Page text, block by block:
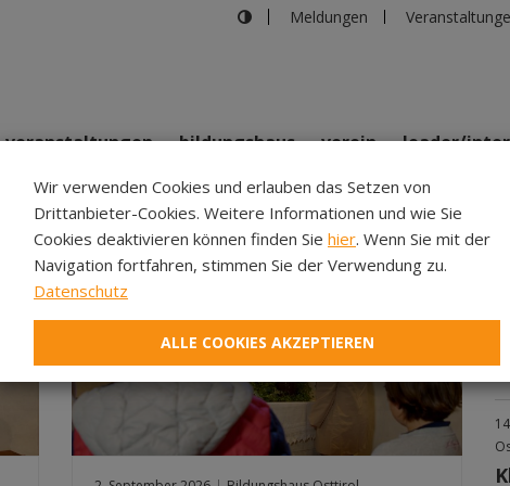
Meldungen
veranstaltungen bildungshaus verein leader/
UND
Wir verwenden Cookies und erlauben das Setzen von
Drittanbieter-Cookies. Weitere Informationen und wie Sie
Cookies deaktivieren können finden Sie hier. Wenn Sie mit der
Navigation fortfahren, stimmen Sie der Verwendung zu.
Datenschutz
ALLE COOKIES AKZEPTIEREN